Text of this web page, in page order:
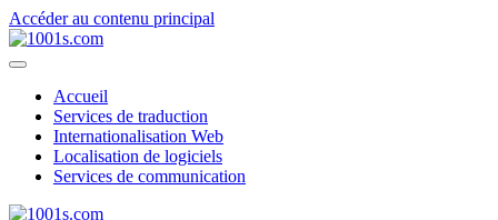
Accéder au contenu principal
Accueil
Services de traduction
Internationalisation Web
Localisation de logiciels
Services de communication